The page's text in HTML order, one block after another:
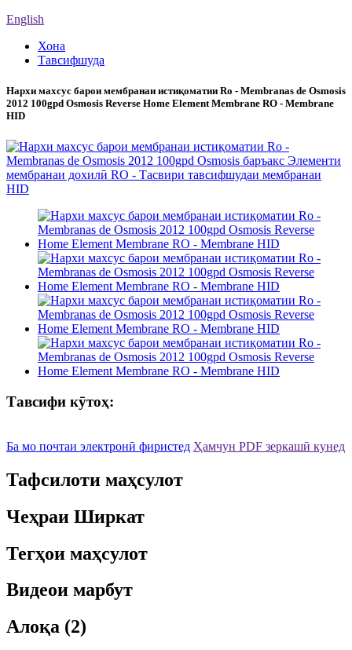
English
Хона
Тавсифшуда
Нархи махсус барои мембранаи истиқоматии Ro - Membranas de Osmosis
2012 100gpd Osmosis Reverse Home Element Membrane RO - Membrane
HID
Тавсифи кӯтоҳ:
Ба мо почтаи электронӣ фиристед Ҳамчун PDF зеркашӣ кунед
Тафсилоти маҳсулот
Чеҳраи Ширкат
Тегҳои маҳсулот
Видеои марбут
Алоқа (2)